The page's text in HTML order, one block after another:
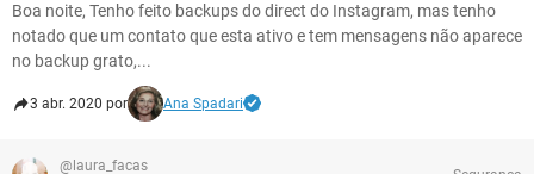
Boa noite, Tenho feito backups do direct do Instagram, mas tenho
notado que um contato que esta ativo e tem mensagens não aparece
no backup grato,...
3 abr. 2020 por Ana Spadari
@laura_facas